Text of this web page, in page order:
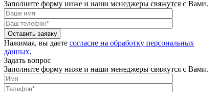
Заполните форму ниже и наши менеджеры свяжутся с Вами.
Оставить заявку
Нажимая, вы даете согласие на обработку персональных
данных.
Задать вопрос
Заполните форму ниже и наши менеджеры свяжутся с Вами.